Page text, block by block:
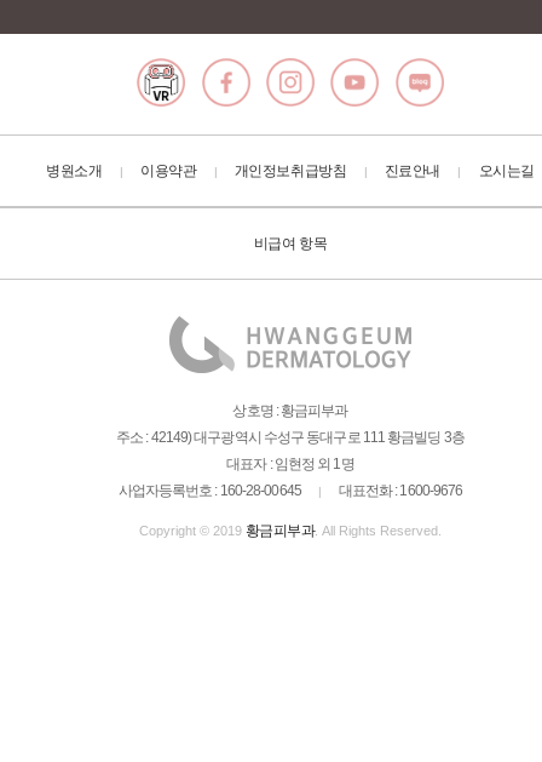
병원소개 | 이용약관 | 개인정보취급방침 | 진료안내 | 오시는길
비급여 항목
상호명 : 황금피부과
주소 : 42149) 대구광역시 수성구 동대구로 111 황금빌딩 3층
대표자 : 임현정 외 1명
사업자등록번호 : 160-28-00645
| 대표전화 : 1600-9676
Copyright © 2019 황금피부과. All Rights Reserved.